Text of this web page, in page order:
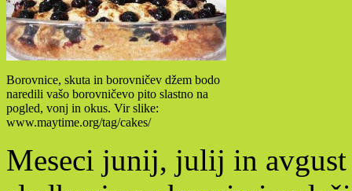
Borovnice, skuta in borovničev džem bodo
naredili vašo borovničevo pito slastno na
pogled, vonj in okus. Vir slike:
www.maytime.org/tag/cakes/
Meseci junij, julij in avgust